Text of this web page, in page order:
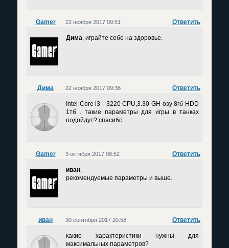
Gamer Ответить
22 ноября 2017 09:51
Дима , играйте себе на здоровье.
Дима Ответить
22 ноября 2017 09:38
Intel Core i3 - 3220 CPU,3.30 GH озу 8гб HDD
1тб . такие параметры для игры в танках
подойдут? спасибо
Gamer Ответить
3 октября 2017 08:52
иван
рекомендуемые параметры и выше.
иван Ответить
30 сентября 2017 20:58
какие характеристики нужны для
максимальных параметров?